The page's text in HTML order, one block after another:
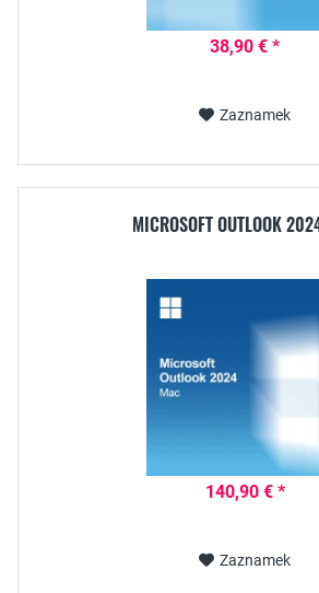
38,90 € *
Zaznamek
MICROSOFT OUTLOOK
140,90 € *
Zaznamek